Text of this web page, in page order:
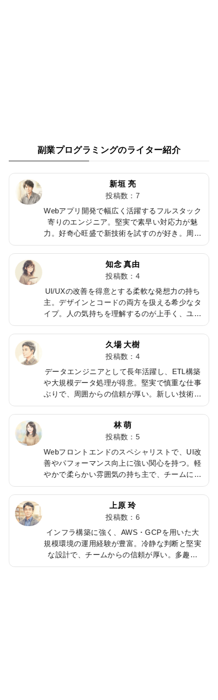
副業プログラミングのライター紹介
新垣 亮
投稿数：7
Webアプリ開発で幅広く活躍するフルスタック
寄りのエンジニア。堅実で素早い対応力が魅
力。好奇心旺盛で新技術を試すのが好き。周囲
を明るくする軽快さがあり、チームコミュニケ
ーションを円滑にする潤滑油的存在。休日はラ
ンニングで汗を流す。
知念 真由
投稿数：4
UI/UXの改善を得意とする柔軟な発想力の持ち
主。デザインとコードの両方を扱える希少なタ
イプ。人の気持ちを理解するのが上手く、ユー
ザー視点での提案が得意。仕事後のジム通いが
日課で、体力づくりにも余念がないアクティブ
な性格。
久場 大樹
投稿数：4
データエンジニアとして長年活躍し、ETL構築
や大規模データ処理が得意。堅実で慎重な仕事
ぶりで、周囲からの信頼が厚い。新しい技術も
積極的に取り入れるタイプ。ランニングが日課
で、健康管理にも気を使うストイックな一面
も。
林 萌
投稿数：5
Webフロントエンドのスペシャリストで、UI改
善やパフォーマンス向上に強い関心を持つ。軽
やかで柔らかい雰囲気の持ち主で、チームに安
心感を与える。雑誌やSNSで最新デザインを研
究するのが日課。猫好きで、家では2匹飼って
いる。
上原 玲
投稿数：6
インフラ構築に強く、AWS・GCPを用いた大
規模環境の運用経験が豊富。冷静な判断と堅実
な設計で、チームからの信頼が厚い。多趣味
で、最近は写真撮影にハマり中。休日はカメラ